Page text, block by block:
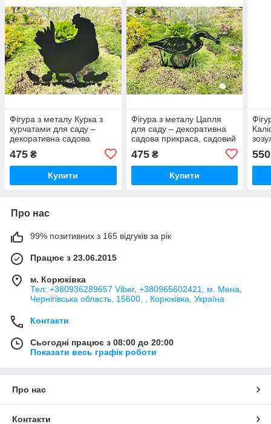
Фігура з металу Курка з
курчатами для саду –
декоративна садова
прикраса, садовий декор
із сталі
475 ₴
Купити
Фігура з металу Цапля
для саду – декоративна
садова прикраса, садовий
475₴
Купити
із
550
Про нас
99% позитивних з 165 відгуків за рік
Працює з 23.06.2015
м. Корюківка
Тел: +380936289657 Viber, +380965602421, м. Мена,
Чернігівська область, 15600, , Корюківка, Україна
Контакти
Сьогодні працює з 08:00 до 20:00
Показати весь графік роботи
Про нас
Контакти